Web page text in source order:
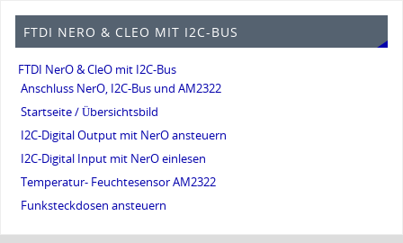
FTDI NERO & CLEO MIT I2C-BUS
FTDI NerO & CleO mit I2C-Bus
Anschluss NerO, I2C-Bus und AM2322
Startseite / Übersichtsbild
I2C-Digital Output mit NerO ansteuern
I2C-Digital Input mit NerO einlesen
Temperatur- Feuchtesensor AM2322
Funksteckdosen ansteuern